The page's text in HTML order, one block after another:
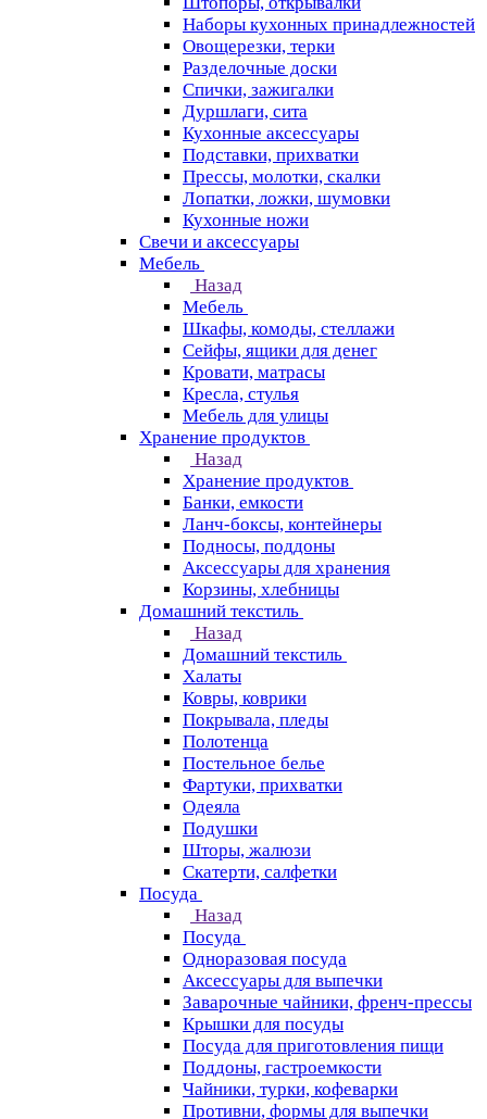
Наборы кухонных принадлежностей
Овощерезки, терки
Разделочные доски
Спички, зажигалки
Дуршлаги, сита
Кухонные аксессуары
Подставки, прихватки
Прессы, молотки, скалки
Лопатки, ложки, шумовки
Кухонные ножи
Свечи и аксессуары
Мебель
Назад
Мебель
Шкафы, комоды, стеллажи
Сейфы, ящики для денег
Кровати, матрасы
Кресла, стулья
Мебель для улицы
Хранение продуктов
Назад
Хранение продуктов
Банки, емкости
Ланч-боксы, контейнеры
Подносы, поддоны
Аксессуары для хранения
Корзины, хлебницы
Домашний текстиль
Назад
Домашний текстиль
Халаты
Ковры, коврики
Покрывала, пледы
Полотенца
Постельное белье
Фартуки, прихватки
Одеяла
Подушки
Шторы, жалюзи
Скатерти, салфетки
Посуда
Назад
Посуда
Одноразовая посуда
Аксессуары для выпечки
Заварочные чайники, френч-прессы
Крышки для посуды
Посуда для приготовления пищи
Поддоны, гастроемкости
Чайники, турки, кофеварки
Противни, формы для выпечки